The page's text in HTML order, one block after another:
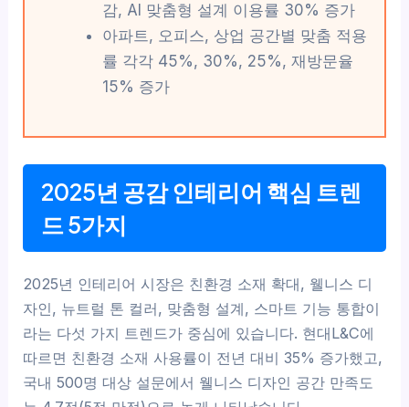
감, AI 맞춤형 설계 이용률 30% 증가
아파트, 오피스, 상업 공간별 맞춤 적용
률 각각 45%, 30%, 25%, 재방문율
15% 증가
2025년 공감 인테리어 핵심 트렌
드 5가지
2025년 인테리어 시장은 친환경 소재 확대, 웰니스 디
자인, 뉴트럴 톤 컬러, 맞춤형 설계, 스마트 기능 통합이
라는 다섯 가지 트렌드가 중심에 있습니다. 현대L&C에
따르면 친환경 소재 사용률이 전년 대비 35% 증가했고,
국내 500명 대상 설문에서 웰니스 디자인 공간 만족도